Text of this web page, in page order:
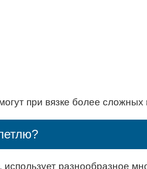
при вязке более
использует разнообразное